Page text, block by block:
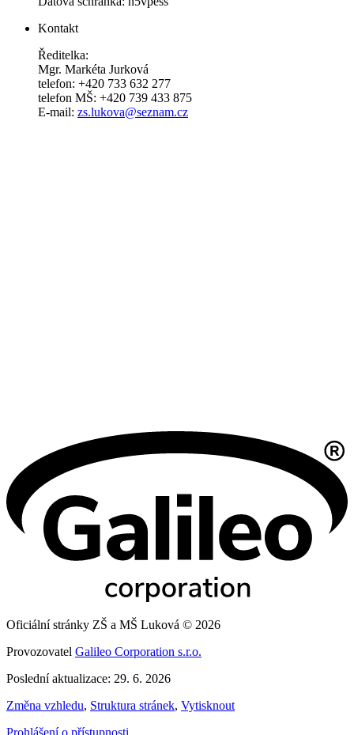
Kontakt
Ředitelka:
Mgr. Markéta Jurková
telefon: +420 733 632 277
telefon MŠ: +420 739 433 875
E-mail: zs.lukova@seznam.cz
Oficiální stránky ZŠ a MŠ Luková © 2026
Provozovatel Galileo Corporation s.r.o.
Poslední aktualizace: 29. 6. 2026
Změna vzhledu, Struktura stránek, Vytisknout
Prohlášení o přístupnosti